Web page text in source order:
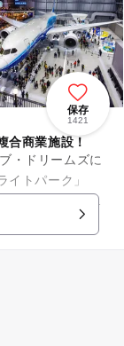
保存
1421
合商業施設！
・ドリームズに
トパーク」
た商業エリア